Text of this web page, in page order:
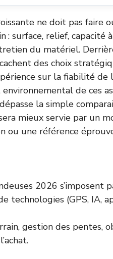
ne doit pas faire
: surface, relief, capacité
du matériel.
des choix
sur la fiabilité
de ces
la simple
mieux servie par un
ou une référence
2026 s’imposent
technologies (GPS, IA,
gestion des pentes,